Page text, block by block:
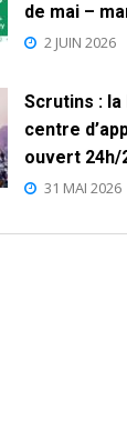
de mai –
2 JUIN 2026
Scrutins : la
centre
ouvert 24h/
31 MAI 2026